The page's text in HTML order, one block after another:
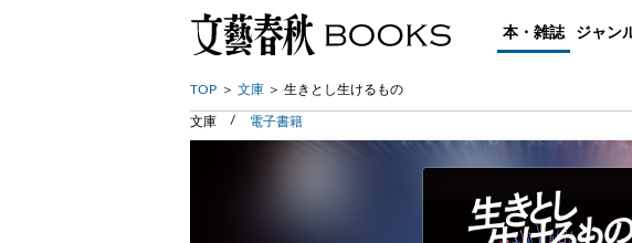
本・雑誌 ジャン
TOP 文庫 生きとし生けるもの
文庫 電子書籍